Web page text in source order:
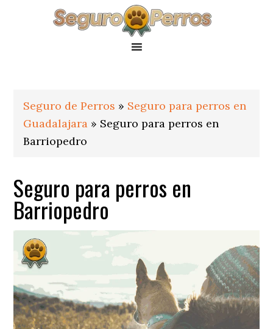
Seguro de Perros » Seguro para perros en
Guadalajara » Seguro para perros en
Barriopedro
Seguro para perros en
Barriopedro